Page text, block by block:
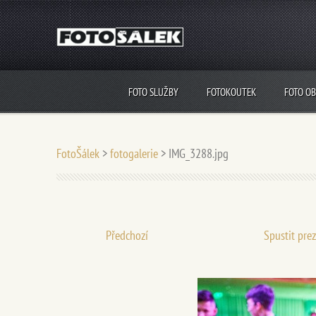
FOTO SLUŽBY FOTOKOUTEK FOTO
FotoŠálek >fotogalerie > IMG_3288.jpg
Předchozí Spustit